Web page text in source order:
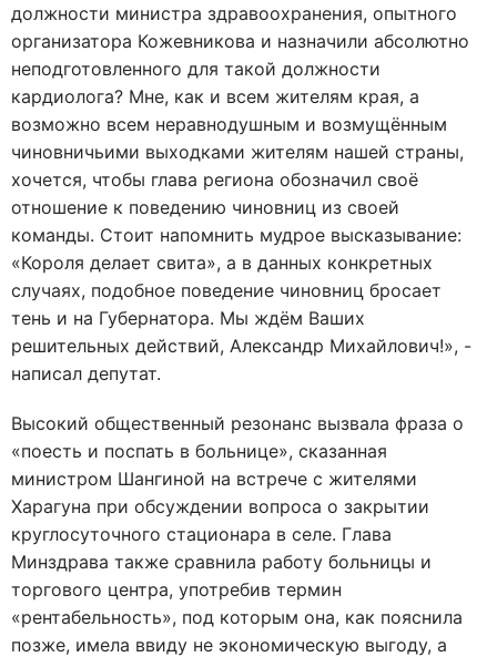
должности министра здравоохранения, опытного
организатора Кожевникова и назначили абсолютно
неподготовленного для такой должности
кардиолога? Мне, как и всем жителям края, а
возможно всем неравнодушным и возмущённым
чиновничьими выходками жителям нашей страны,
хочется, чтобы глава региона обозначил своё
отношение к поведению чиновниц из своей
команды. Стоит напомнить мудрое высказывание:
«Короля делает свита», а в данных конкретных
случаях, подобное поведение чиновниц бросает
тень и на Губернатора. Мы ждём Ваших
решительных действий, Александр Михайлович!», -
написал депутат.
Высокий общественный резонанс вызвала фраза о
«поесть и поспать в больнице», сказанная
министром Шангиной на встрече с жителями
Харагуна при обсуждении вопроса о закрытии
круглосуточного стационара в селе. Глава
Минздрава также сравнила работу больницы и
торгового центра, употребив термин
«рентабельность», под которым она, как пояснила
позже, имела ввиду не экономическую выгоду, а